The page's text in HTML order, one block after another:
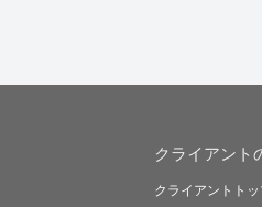
クライアント
クライアントト